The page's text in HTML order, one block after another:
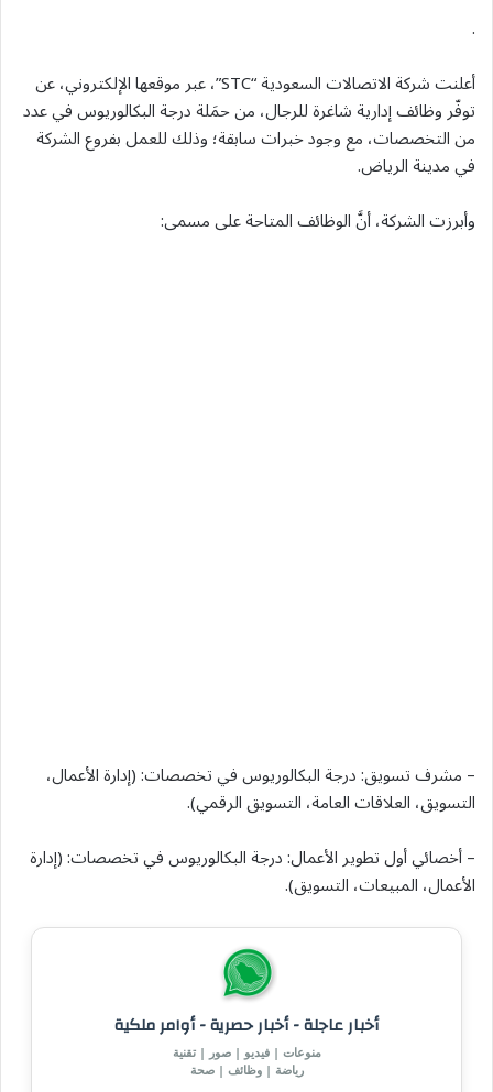
.
أعلنت شركة الاتصالات السعودية “STC”، عبر موقعها الإلكتروني، عن
توفّر وظائف إدارية شاغرة للرجال، من حمَلة درجة البكالوريوس في عدد
من التخصصات، مع وجود خبرات سابقة؛ وذلك للعمل بفروع الشركة
في مدينة الرياض.
وأبرزت الشركة، أنَّ الوظائف المتاحة على مسمى:
– مشرف تسويق: درجة البكالوريوس في تخصصات: (إدارة الأعمال،
التسويق، العلاقات العامة، التسويق الرقمي).
– أخصائي أول تطوير الأعمال: درجة البكالوريوس في تخصصات: (إدارة
الأعمال، المبيعات، التسويق).
أخبار عاجلة - أخبار حصرية - أوامر ملكية
منوعات | فيديو | صور | تقنية
رياضة | وظائف | صحة